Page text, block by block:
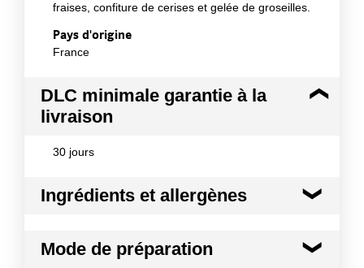
fraises, confiture de cerises et gelée de groseilles.
Pays d'origine
France
DLC minimale garantie à la
livraison
30 jours
Ingrédients et allergènes
- Confiture de fraises : Sucre, purée de fraise à base
Mode de préparation